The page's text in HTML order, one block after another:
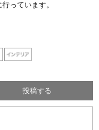
っています。
投稿する